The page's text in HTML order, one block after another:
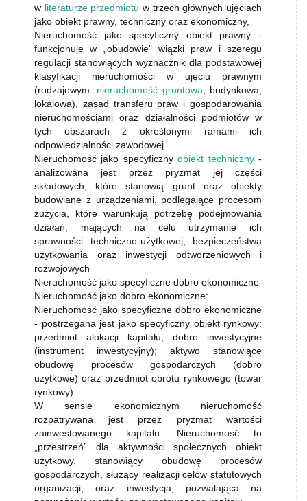
w literaturze przedmiotu w trzech głównych ujęciach
jako obiekt prawny, techniczny oraz ekonomiczny,
Nieruchomość jako specyficzny obiekt prawny -
funkcjonuje w „obudowie” wiązki praw i szeregu
regulacji stanowiących wyznacznik dla podstawowej
klasyfikacji nieruchomości w ujęciu prawnym
(rodzajowym: nieruchomość gruntowa , budynkowa,
lokalowa), zasad transferu praw i gospodarowania
nieruchomościami oraz działalności podmiotów w
tych obszarach z określonymi ramami ich
odpowiedzialności zawodowej
Nieruchomość jako specyficznyobiekt techniczny-
analizowana jest przez pryzmat jej części
składowych, które stanowią grunt oraz obiekty
budowlane z urządzeniami, podlegające procesom
zużycia, które warunkują potrzebę podejmowania
działań, mających na celu utrzymanie ich
sprawności techniczno-użytkowej, bezpieczeństwa
użytkowania oraz inwestycji odtworzeniowych i
rozwojowych
Nieruchomość jako specyficzne dobro ekonomiczne
Nieruchomość jako dobro ekonomiczne:
Nieruchomość jako specyficzne dobro ekonomiczne
- postrzegana jest jako specyficzny obiekt rynkowy:
przedmiot alokacji kapitału, dobro inwestycyjne
(instrument inwestycyjny); aktywo stanowiące
obudowę procesów gospodarczych (dobro
użytkowe) oraz przedmiot obrotu rynkowego (towar
rynkowy)
W sensie ekonomicznym nieruchomość
rozpatrywana jest przez pryzmat wartości
zainwestowanego kapitału. Nieruchomość to
„przestrzeń” dla aktywności społecznych obiekt
użytkowy, stanowiący obudowę procesów
gospodarczych, służący realizacji celów statutowych
organizacji, oraz inwestycja, pozwalająca na